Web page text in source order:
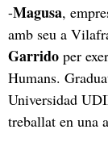
-Magusa,
amb seu a
Garrido per
Humans.
Universidad
treballat en una